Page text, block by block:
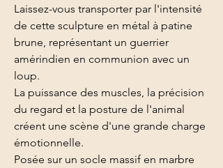
Laissez-vous transporter par l'intensité
de cette sculpture en métal à patine
brune, représentant un guerrier
amérindien en communion avec un
loup.
La puissance des muscles, la précision
du regard et la posture de l'animal
créent une scène d'une grande charge
émotionnelle.
Posée sur un socle massif en marbre